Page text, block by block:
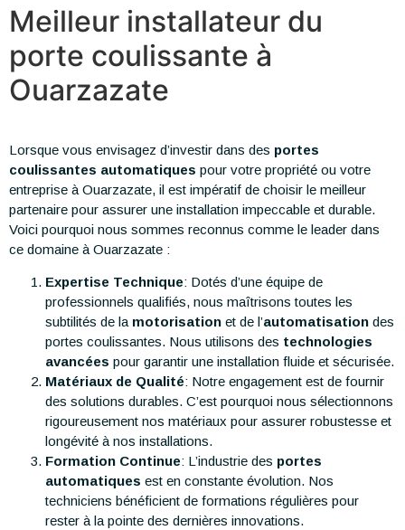
Meilleur installateur du
porte coulissante à
Ouarzazate
Lorsque vous envisagez d’investir dans des portes
coulissantes automatiques pour votre propriété ou votre
entreprise à Ouarzazate, il est impératif de choisir le meilleur
partenaire pour assurer une installation impeccable et durable.
Voici pourquoi nous sommes reconnus comme le leader dans
ce domaine à Ouarzazate :
Expertise Technique: Dotés d’une équipe de
professionnels qualifiés, nous maîtrisons toutes les
subtilités de la motorisation et de l’automatisation des
portes coulissantes. Nous utilisons des technologies
avancées pour garantir une installation fluide et sécurisée.
Matériaux de Qualité: Notre engagement est de fournir
des solutions durables. C’est pourquoi nous sélectionnons
rigoureusement nos matériaux pour assurer robustesse et
longévité à nos installations.
Formation Continue: L’industrie des portes
automatiques est en constante évolution. Nos
techniciens bénéficient de formations régulières pour
rester à la pointe des dernières innovations.